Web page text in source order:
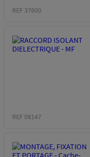
REF 37600
REF 08147